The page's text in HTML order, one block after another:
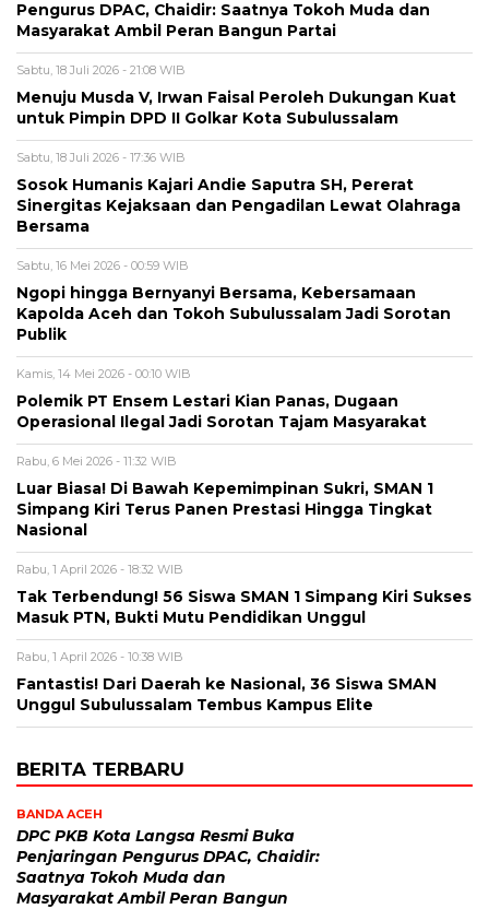
Pengurus DPAC, Chaidir: Saatnya Tokoh Muda dan
Masyarakat Ambil Peran Bangun Partai
Sabtu, 18 Juli 2026 - 21:08 WIB
Menuju Musda V, Irwan Faisal Peroleh Dukungan Kuat
untuk Pimpin DPD II Golkar Kota Subulussalam
Sabtu, 18 Juli 2026 - 17:36 WIB
Sosok Humanis Kajari Andie Saputra SH, Pererat
Sinergitas Kejaksaan dan Pengadilan Lewat Olahraga
Bersama
Sabtu, 16 Mei 2026 - 00:59 WIB
Ngopi hingga Bernyanyi Bersama, Kebersamaan
Kapolda Aceh dan Tokoh Subulussalam Jadi Sorotan
Publik
Kamis, 14 Mei 2026 - 00:10 WIB
Polemik PT Ensem Lestari Kian Panas, Dugaan
Operasional Ilegal Jadi Sorotan Tajam Masyarakat
Rabu, 6 Mei 2026 - 11:32 WIB
Luar Biasa! Di Bawah Kepemimpinan Sukri, SMAN 1
Simpang Kiri Terus Panen Prestasi Hingga Tingkat
Nasional
Rabu, 1 April 2026 - 18:32 WIB
Tak Terbendung! 56 Siswa SMAN 1 Simpang Kiri Sukses
Masuk PTN, Bukti Mutu Pendidikan Unggul
Rabu, 1 April 2026 - 10:38 WIB
Fantastis! Dari Daerah ke Nasional, 36 Siswa SMAN
Unggul Subulussalam Tembus Kampus Elite
BERITA TERBARU
BANDA ACEH
DPC PKB Kota Langsa Resmi Buka
Penjaringan Pengurus DPAC, Chaidir:
Saatnya Tokoh Muda dan
Masyarakat Ambil Peran Bangun